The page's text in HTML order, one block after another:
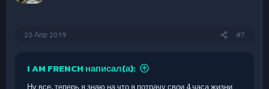
23 Апр 2019 #7
I AM FRENCH написал(а):
Ну все, теперь я знаю на что я потрачу свои 4 часа жизни.